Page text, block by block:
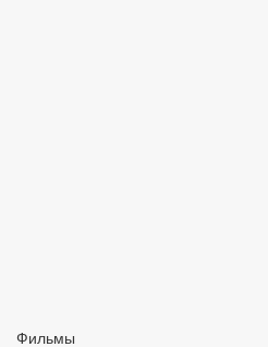
Фильмы